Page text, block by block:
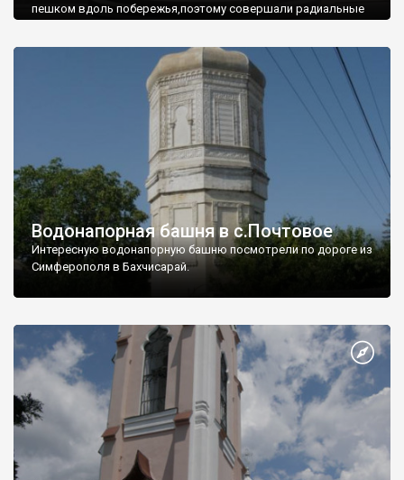
пешком вдоль побережья,поэтому совершали радиальные
Водонапорная башня в с.Почтовое
Интересную водонапорную башню посмотрели по дороге из
Симферополя в Бахчисарай.